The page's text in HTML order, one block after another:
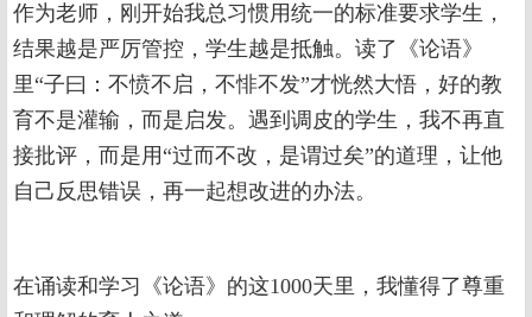
作为老师，刚开始我总习惯用统一的标准要求学生，
结果越是严厉管控，学生越是抵触。读了《论语》
里“子曰：不愤不启，不悱不发”才恍然大悟，好的教
育不是灌输，而是启发。遇到调皮的学生，我不再直
接批评，而是用“过而不改，是谓过矣”的道理，让他
自己反思错误，再一起想改进的办法。
在诵读和学习《论语》的这1000天里，我懂得了尊重